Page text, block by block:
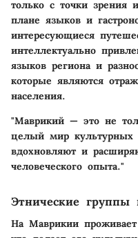
только с точки зрения
плане языков и
интересующиеся
интеллектуально
языков региона и
которые являются
населения.
"Маврикий — это не
целый мир культурных
вдохновляют и
человеческого опыта."
Этнические
На Маврикии